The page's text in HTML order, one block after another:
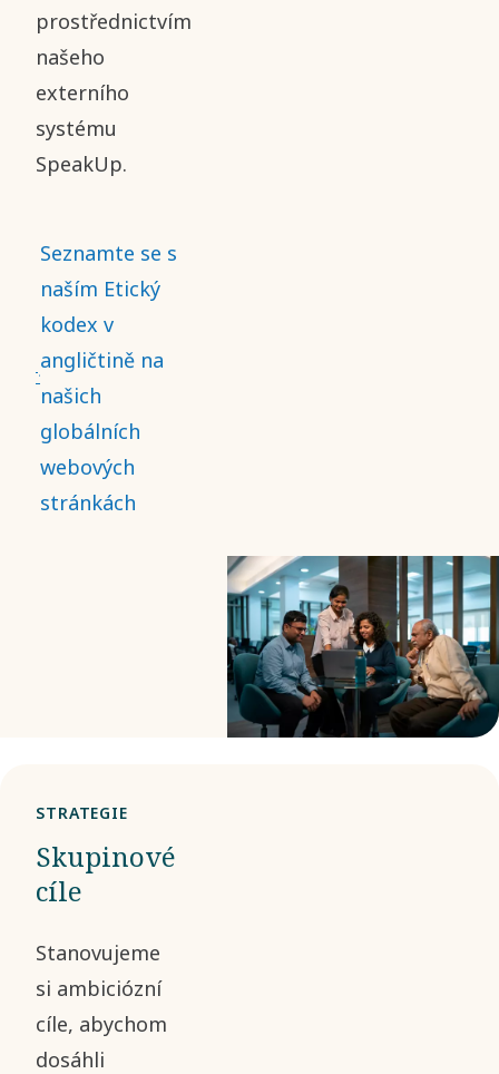
prostřednictvím
našeho
externího
systému
SpeakUp.
Seznamte se s
naším Etický
kodex v
angličtině na
našich
globálních
webových
stránkách
STRATEGIE
Skupinové
cíle
Stanovujeme
si ambiciózní
cíle, abychom
dosáhli